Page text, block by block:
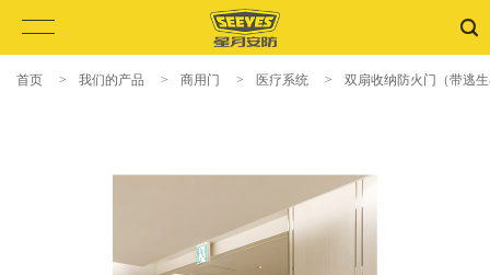
首页 > 我们的产品 > 商用门 > 医疗系统 > 双扇收纳防火门（带逃